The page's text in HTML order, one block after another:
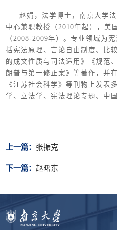
赵娟，法学博士，南京大学
中心兼职教授（2010年起），美
（2008-2009年）。专业领域为
括宪法原理、言论自由制度、比
的成文性质与司法适用》《规范
朗普与第一修正案》等著作，并
《江苏社会科学》等刊物上发表
学、立法学、宪法理论专题、中
上一篇： 张振克
下一篇：赵曙东